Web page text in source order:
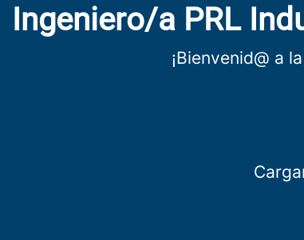
Ingeniero/a PRL
¡Bienvenid@ a